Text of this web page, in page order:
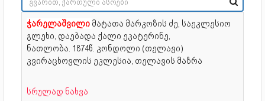
ჭარელაშვილი მატათა მარკოზის ძე, საეკლესიო
გლეხი, დაებადა ქალი ეკატერინე,
ნათლობა. 1874წ. კონდოლი (თელავი)
კვირაცხოვლის ეკლესია, თელავის მაზრა
სრულად ნახვა